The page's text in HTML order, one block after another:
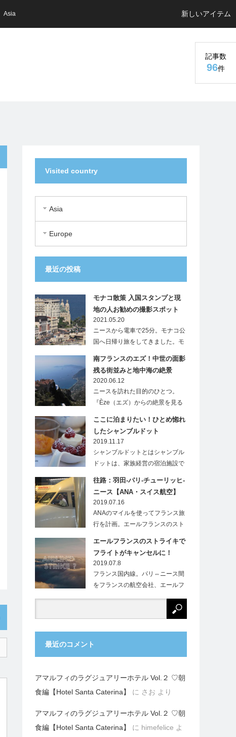
Asia 新しいアイテム
記事数
96件
Visited country
Asia
Europe
最近の投稿
モナコ散策 入国スタンプと現
地の人お勧めの撮影スポット
2021.05.20
ニースから電車で25分。モナコ公
国へ日帰り旅をしてきました。モ
南フランスのエズ！中世の面影
残る街並みと地中海の絶景
2020.06.12
ニースを訪れた目的のひとつ。
『Èze（エズ）からの絶景を見る
ここに泊まりたい！ひとめ惚れ
したシャンブルドット
2019.11.17
シャンブルドットとはシャンブル
ドットは、家族経営の宿泊施設で
往路：羽田-パリ-チューリッヒ-
ニース【ANA・スイス航空】
2019.07.16
ANAのマイルを使ってフランス旅
行を計画。エールフランスのスト
エールフランスのストライキで
フライトがキャンセルに！
2019.07.8
フランス国内線。パリ⇔ニース間
をフランスの航空会社、エールフ
最近のコメント
アマルフィのラグジュアリーホテル Vol.２ ♡朝
食編【Hotel Santa Caterina】
に さお より
アマルフィのラグジュアリーホテル Vol.２ ♡朝
食編【Hotel Santa Caterina】
に himefelice よ